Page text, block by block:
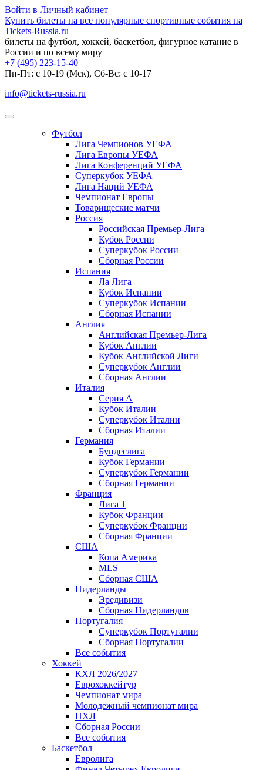
Войти в Личный кабинет
Купить билеты на все популярные спортивные события на
Tickets-Russia.ru
билеты на футбол, хоккей, баскетбол, фигурное катание в
России и по всему миру
+7 (495) 223-15-40
Пн-Пт: c 10-19 (Мск), Сб-Вс: с 10-17
info@tickets-russia.ru
Футбол
Лига Чемпионов УЕФА
Лига Европы УЕФА
Лига Конференций УЕФА
Суперкубок УЕФА
Лига Наций УЕФА
Чемпионат Европы
Товарищеские матчи
Россия
Российская Премьер-Лига
Кубок России
Суперкубок России
Сборная России
Испания
Ла Лига
Кубок Испании
Суперкубок Испании
Сборная Испании
Англия
Английская Премьер-Лига
Кубок Англии
Кубок Английской Лиги
Суперкубок Англии
Сборная Англии
Италия
Серия А
Кубок Италии
Суперкубок Италии
Сборная Италии
Германия
Бундеслига
Кубок Германии
Суперкубок Германии
Сборная Германии
Франция
Лига 1
Кубок Франции
Суперкубок Франции
Сборная Франции
США
Копа Америка
MLS
Сборная США
Нидерланды
Эредивизи
Сборная Нидерландов
Португалия
Суперкубок Португалии
Сборная Португалии
Все события
Хоккей
КХЛ 2026/2027
Еврохоккейтур
Чемпионат мира
Молодежный чемпионат мира
НХЛ
Сборная России
Все события
Баскетбол
Евролига